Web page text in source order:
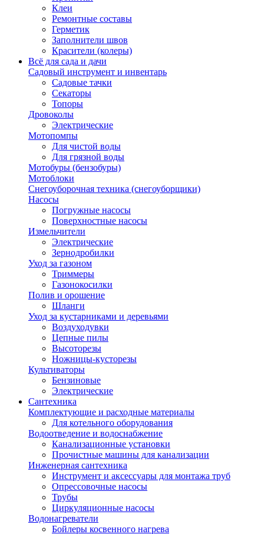
Клеи
Ремонтные составы
Герметик
Заполнители швов
Красители (колеры)
Всё для сада и дачи
Садовый инструмент и инвентарь
Садовые тачки
Секаторы
Топоры
Дровоколы
Электрические
Мотопомпы
Для чистой воды
Для грязной воды
Мотобуры (бензобуры)
Мотоблоки
Снегоуборочная техника (снегоуборщики)
Насосы
Погружные насосы
Поверхностные насосы
Измельчители
Электрические
Зернодробилки
Уход за газоном
Триммеры
Газонокосилки
Полив и орошение
Шланги
Уход за кустарниками и деревьями
Воздуходувки
Цепные пилы
Высоторезы
Ножницы-кусторезы
Культиваторы
Бензиновые
Электрические
Сантехника
Комплектующие и расходные материалы
Для котельного оборудования
Водоотведение и водоснабжение
Канализационные установки
Прочистные машины для канализации
Инженерная сантехника
Инструмент и аксессуары для монтажа труб
Опрессовочные насосы
Трубы
Циркуляционные насосы
Водонагреватели
Бойлеры косвенного нагрева